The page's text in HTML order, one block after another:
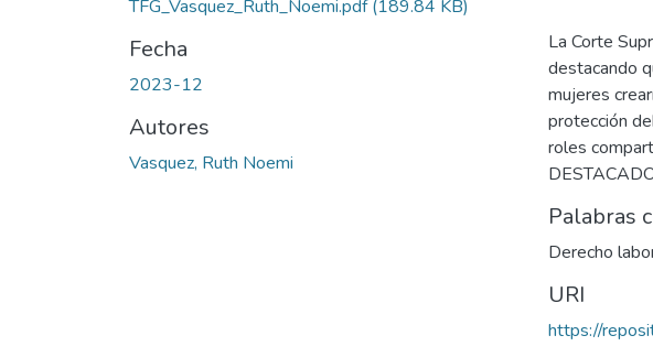
TFG_Vasquez_Ruth_Noemi.pdf(189.84 KB)
Fecha
2023-12
Autores
Vasquez, Ruth Noemi
La Corte
destacando
mujeres
protección
roles
Palabras
Derecho
URI
https://